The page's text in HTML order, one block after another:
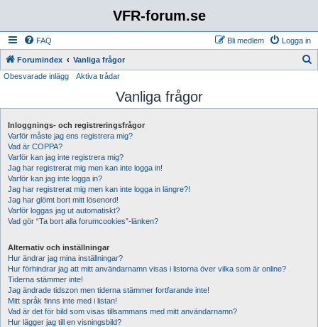
VFR-forum.se
FAQ Logga in
Bli medlem
Forumindex Vanliga frågor
Obesvarade inlägg Aktiva trådar
Vanliga frågor
Inloggnings- och registreringsfrågor
Varför måste jag ens registrera mig?
Vad är COPPA?
Varför kan jag inte registrera mig?
Jag har registrerat mig men kan inte logga in!
Varför kan jag inte logga in?
Jag har registrerat mig men kan inte logga in längre?!
Jag har glömt bort mitt lösenord!
Varför loggas jag ut automatiskt?
Vad gör “Ta bort alla forumcookies”-länken?
Alternativ och inställningar
Hur ändrar jag mina inställningar?
Hur förhindrar jag att mitt användarnamn visas i listorna över vilka som är online?
Tiderna stämmer inte!
Jag ändrade tidszon men tiderna stämmer fortfarande inte!
Mitt språk finns inte med i listan!
Vad är det för bild som visas tillsammans med mitt användarnamn?
Hur lägger jag till en visningsbild?